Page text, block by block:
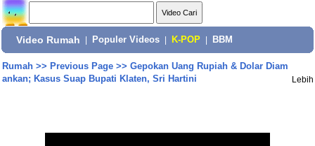
Video Rumah Populer Videos K-POP BBM
Rumah>> Previous Page>> Gepokan Uang Rupiah & Dolar Diam
ankan; Kasus Suap Bupati Klaten, Sri Hartini
Lebih